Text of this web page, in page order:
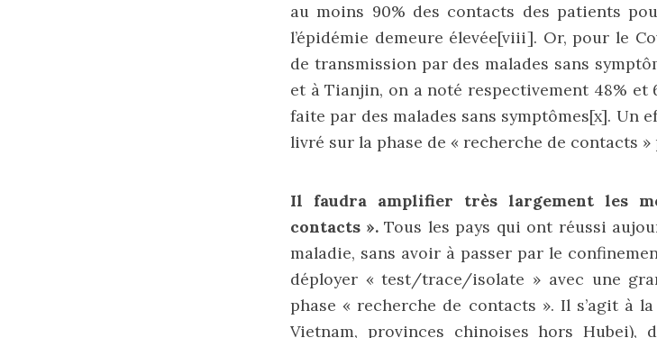
au moins 90% des contacts des patients
l’épidémie demeure élevée[viii]. Or, pour le
de transmission par des malades sans
et à Tianjin, on a noté respectivement 48%
faite par des malades sans symptômes[x]. Un
livré sur la phase de « recherche de contacts
Il faudra amplifier très largement les
contacts ».Tous les pays qui ont réussi
maladie, sans avoir à passer par le
déployer « test/trace/isolate » avec une
phase « recherche de contacts ». Il s’agit à
Vietnam, provinces chinoises hors Hubei),